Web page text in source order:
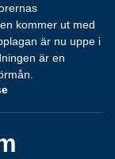
kommer ut med
är nu uppe i
är en